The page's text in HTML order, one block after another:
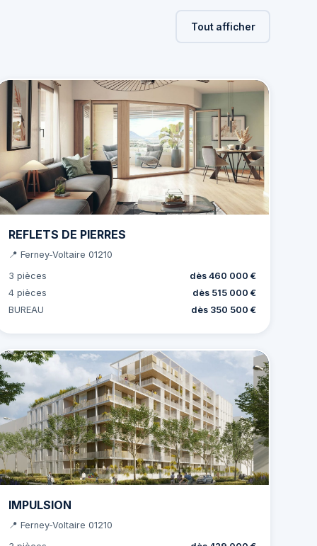
Tout afficher
REFLETS DE PIERRES
📍 Ferney-Voltaire 01210
3 pièces
dès 460 000 €
4 pièces
dès 515 000 €
BUREAU
dès 350 500 €
IMPULSION
📍 Ferney-Voltaire 01210